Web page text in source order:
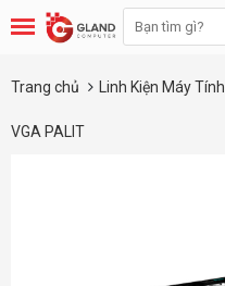
Trang chủ Linh Kiện Máy Tính
VGA PALIT